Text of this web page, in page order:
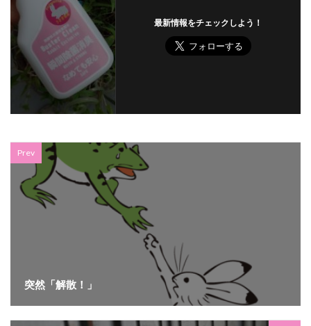
最新情報をチェックしよう！
Prev
突然「解散！」